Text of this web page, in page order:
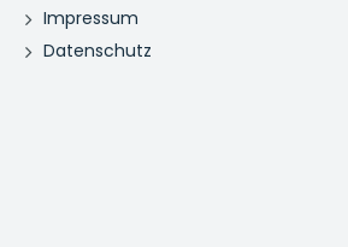
Impressum
Datenschutz